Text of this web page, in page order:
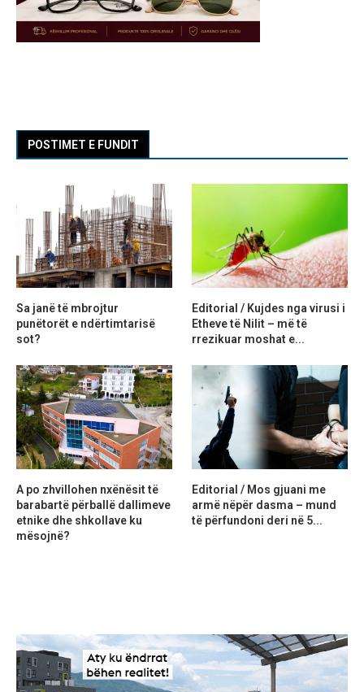
POSTIMET E FUNDIT
Sa janë të mbrojtur
punëtorët e ndërtimtarisë
sot?
Editorial / Kujdes nga virusi i
Etheve të Nilit – më të
rrezikuar moshat e...
A po zhvillohen nxënësit të
barabartë përballë dallimeve
etnike dhe shkollave ku
mësojnë?
Editorial / Mos gjuani me
armë nëpër dasma – mund
të përfundoni deri në 5...